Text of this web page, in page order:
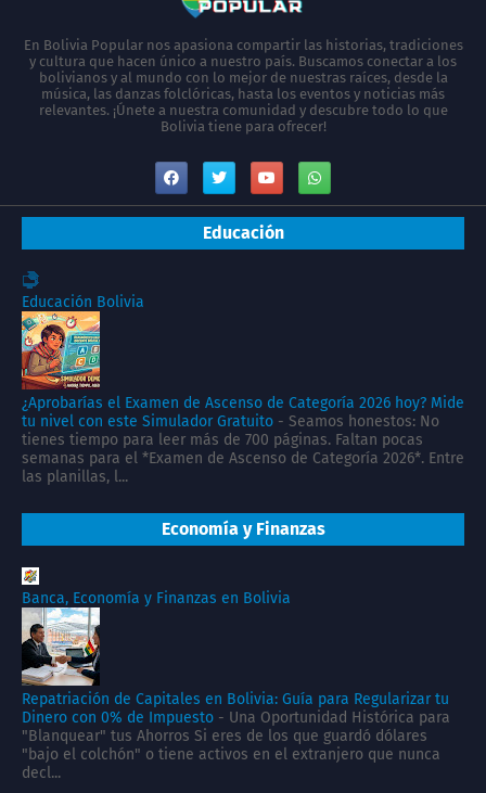
En Bolivia Popular nos apasiona compartir las historias, tradiciones
y cultura que hacen único a nuestro país. Buscamos conectar a los
bolivianos y al mundo con lo mejor de nuestras raíces, desde la
música, las danzas folclóricas, hasta los eventos y noticias más
relevantes. ¡Únete a nuestra comunidad y descubre todo lo que
Bolivia tiene para ofrecer!
Educación
Educación Bolivia
¿Aprobarías el Examen de Ascenso de Categoría 2026 hoy? Mide
tu nivel con este Simulador Gratuito - Seamos honestos: No
tienes tiempo para leer más de 700 páginas. Faltan pocas
semanas para el *Examen de Ascenso de Categoría 2026*. Entre
las planillas, l...
Economía y Finanzas
Banca, Economía y Finanzas en Bolivia
Repatriación de Capitales en Bolivia: Guía para Regularizar tu
Dinero con 0% de Impuesto - Una Oportunidad Histórica para
"Blanquear" tus Ahorros Si eres de los que guardó dólares
"bajo el colchón" o tiene activos en el extranjero que nunca
decl...